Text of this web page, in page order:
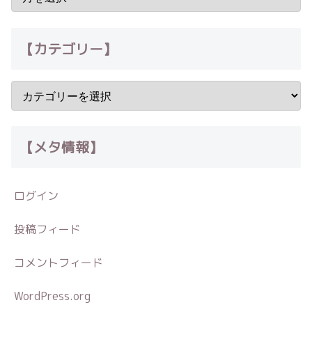
【カテゴリー】
【メタ情報】
ログイン
投稿フィード
コメントフィード
WordPress.org